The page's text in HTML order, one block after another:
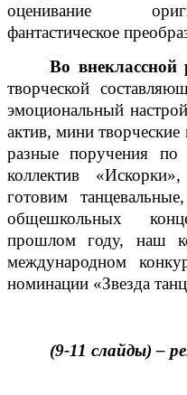
оценивание
фантастическое
Во внеклассной
творческой
эмоциональный
актив, мини
разные поручения по
коллектив
готовим
общешкольных
прошлом году, наш
международном
номинации «Звезда
(9-11 слайды) –